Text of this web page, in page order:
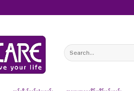
Search
for: